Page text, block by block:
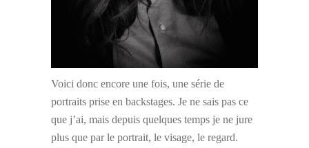
Voici donc encore une fois, une série de
portraits prise en backstages. Je ne sais pas ce
que j’ai, mais depuis quelques temps je ne jure
plus que par le portrait, le visage, le regard.